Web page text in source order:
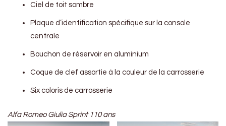
Ciel de toit sombre
Plaque d’identification spécifique sur la console
centrale
Bouchon de réservoir en aluminium
Coque de clef assortie à la couleur de la carrosserie
Six coloris de carrosserie
Alfa Romeo Giulia Sprint 110 ans